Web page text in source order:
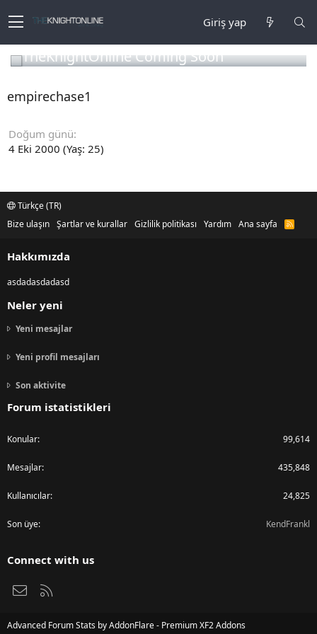
Giriş yap
TheKnightOnline Coming Soon
empirechase1
Doğum günü
4 Eki 2000 (Yaş: 25)
Türkçe (TR)
Bize ulaşın Şartlar ve kurallar Gizlilik politikası Yardım Ana sayfa
R
Hakkımızda
asdadasdadasd
Neler yeni
Yeni mesajlar
Yeni profil mesajları
Son aktivite
Forum istatistikleri
Konular 99,614
Mesajlar 435,848
Kullanıcılar 24,825
Son üye KendFrankl
Connect with us
Bize ulaşın
Advanced Forum Stats byAddonFlare - Premium XF2 Addons